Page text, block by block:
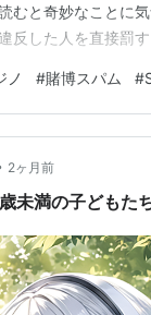
むと奇妙なことに
反した人を直接罰
この記事でわかる
4割いる XのSNS投
」したのに罰則が
本当の理由 「違法
と 違法と知らずに
ノ #賭博スパム #
2ヶ月前
未満の子どもた